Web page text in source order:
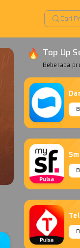
Cari
Top Up
Beberapa